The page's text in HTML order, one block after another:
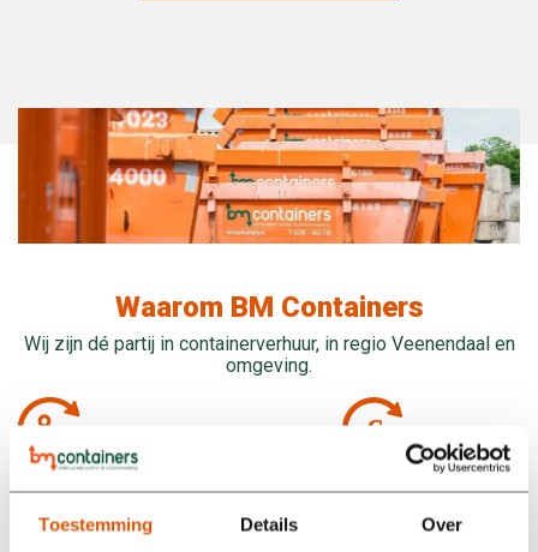
Toestemming Details Over
Waarom BM Containers
Wij zijn dé partij in containerverhuur, in regio Veenendaal en
omgeving.
8 weken
huurperiode
8 weken huren tegen 1
Alle prijzen zijn all-
in
Inbegrepen: Het huren,